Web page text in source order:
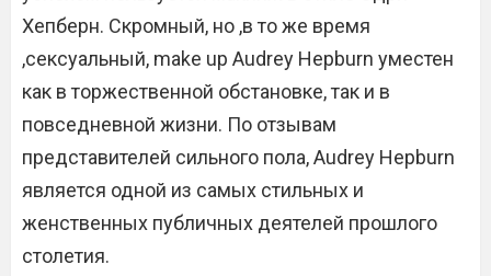
Хепберн. Скромный, но ,в то же время
,сексуальный, make up Audrey Hepburn уместен
как в торжественной обстановке, так и в
повседневной жизни. По отзывам
представителей сильного пола, Audrey Hepburn
является одной из самых стильных и
женственных публичных деятелей прошлого
столетия.